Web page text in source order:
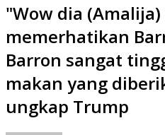
"Wow dia
memerhatikan
Barron sangat
makan yang
ungkap Trump